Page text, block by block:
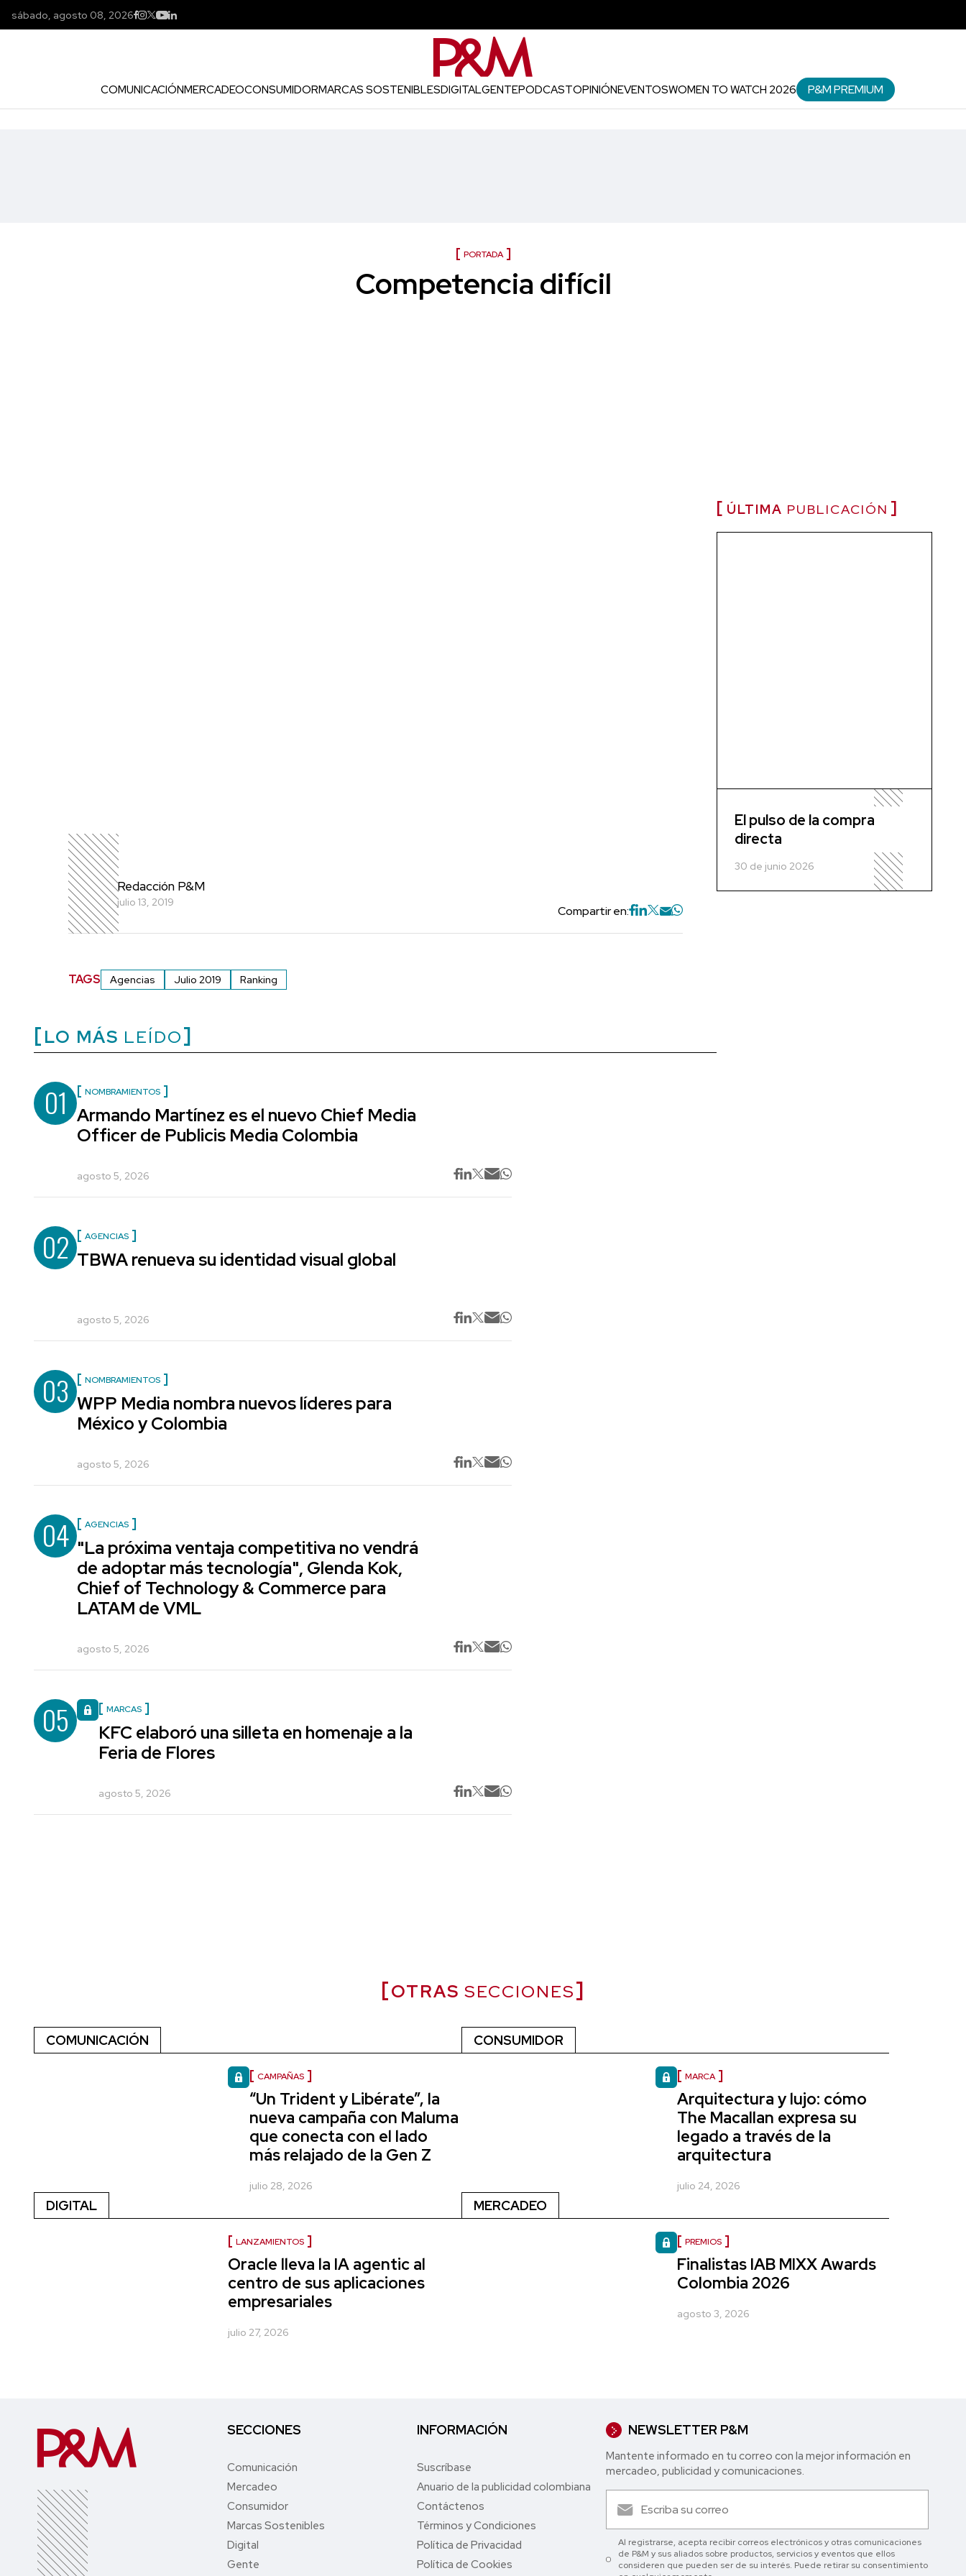
sábado, agosto 08, 2026
COMUNICACIÓNMERCADEOCONSUMIDORMARCAS SOSTENIBLESDIGITALGENTEPODCASTOPINIÓNEVENTOSWOMEN TO WATCH 2026 P&M PREMIUM
PORTADA
Competencia difícil
Redacción P&M
julio 13, 2019
Compartir en:
TAGS Agencias Julio 2019 Ranking
LO MÁS LEÍDO
01 NOMBRAMIENTOS
Armando Martínez es el nuevo Chief Media
Officer de Publicis Media Colombia
agosto 5, 2026
02 AGENCIAS
TBWA renueva su identidad visual global
agosto 5, 2026
03 NOMBRAMIENTOS
WPP Media nombra nuevos líderes para
México y Colombia
agosto 5, 2026
04 AGENCIAS
"La próxima ventaja competitiva no vendrá
de adoptar más tecnología", Glenda Kok,
Chief of Technology & Commerce para
LATAM de VML
agosto 5, 2026
05 MARCAS
KFC elaboró una silleta en homenaje a la
Feria de Flores
agosto 5, 2026
ÚLTIMA PUBLICACIÓN
El pulso de la compra
directa
30 de junio 2026
OTRAS SECCIONES
COMUNICACIÓN
CAMPAÑAS
“Un Trident y Libérate”, la
nueva campaña con Maluma
que conecta con el lado
más relajado de la Gen Z
julio 28, 2026
CONSUMIDOR
MARCA
Arquitectura y lujo: cómo
The Macallan expresa su
legado a través de la
arquitectura
julio 24, 2026
DIGITAL
LANZAMIENTOS
Oracle lleva la IA agentic al
centro de sus aplicaciones
empresariales
julio 27, 2026
MERCADEO
PREMIOS
Finalistas IAB MIXX Awards
Colombia 2026
agosto 3, 2026
SECCIONES
Comunicación
Mercadeo
Consumidor
Marcas Sostenibles
Digital
Gente
INFORMACIÓN
Suscríbase
Anuario de la publicidad colombiana
Contáctenos
Términos y Condiciones
Política de Privacidad
Política de Cookies
NEWSLETTER P&M
Mantente informado en tu correo con la mejor in formación en
mercadeo, publicidad y comunicaciones.
Al registrarse, acepta recibir correos electrónicos y otras comunicaciones
de P&M y sus aliados sobre productos, servicios y eventos que ellos
consideren que pueden ser de su interés. Puede retirar su consentimiento